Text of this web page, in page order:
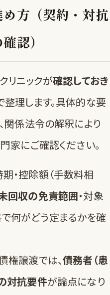
方（契約・対抗
認）
リニックが確認しておき
理します。具体的な要
関係法令の解釈により
家にご確認ください。
・控除額（手数料相
回収の免責範囲・対象
何がどう定まるかを確
権譲渡では、債務者（患
対抗要件が論点になり